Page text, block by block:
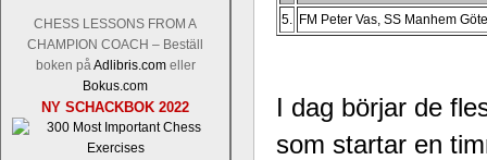
CHESS LESSONS FROM A
CHAMPION COACH – Beställ
boken påAdlibris.comeller
Bokus.com
NY SCHACKBOK 2022
Den sjunde upplagan av
den starkaste i U.S.A, spelas
revanschera sig efter att inte ha
han dock göra denna gång om
norsk massmedia som inte riktigt
5. FM Peter Vas, SS Manhem
I dag börjar de
som startar en